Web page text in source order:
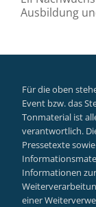
Ausbildung
Für die oben
Event bzw. das
Tonmaterial ist
verantwortlich.
Pressetexte
Informationen
einer